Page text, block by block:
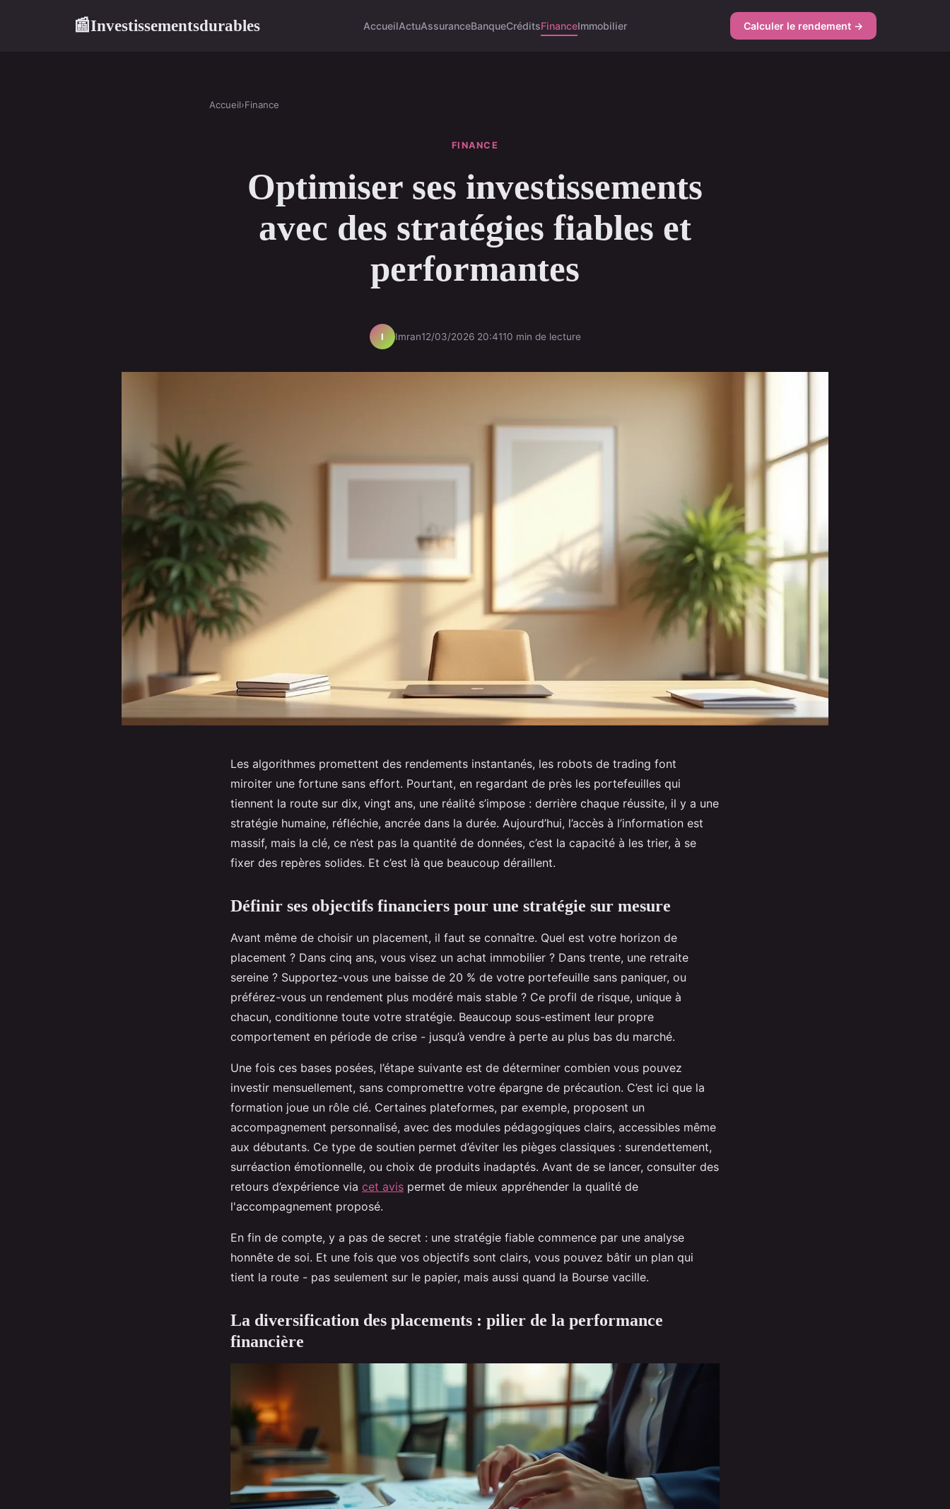
📰Investissementsdurables AccueilActuAssuranceBanqueCréditsFinanceImmobilier Calculer le rendement →
Accueil›Finance
FINANCE
Optimiser ses investissements
avec des stratégies fiables et
performantes
I Imran12/03/2026 20:4110 min de lecture
Les algorithmes promettent des rendements instantanés, les robots de trading font
miroiter une fortune sans effort. Pourtant, en regardant de près les portefeuilles qui
tiennent la route sur dix, vingt ans, une réalité s’impose : derrière chaque réussite, il y a une
stratégie humaine, réfléchie, ancrée dans la durée. Aujourd’hui, l’accès à l’information est
massif, mais la clé, ce n’est pas la quantité de données, c’est la capacité à les trier, à se
fixer des repères solides. Et c’est là que beaucoup déraillent.
Définir ses objectifs financiers pour une stratégie sur mesure
Avant même de choisir un placement, il faut se connaître. Quel est votre horizon de
placement ? Dans cinq ans, vous visez un achat immobilier ? Dans trente, une retraite
sereine ? Supportez-vous une baisse de 20 % de votre portefeuille sans paniquer, ou
préférez-vous un rendement plus modéré mais stable ? Ce profil de risque, unique à
chacun, conditionne toute votre stratégie. Beaucoup sous-estiment leur propre
comportement en période de crise - jusqu’à vendre à perte au plus bas du marché.
Une fois ces bases posées, l’étape suivante est de déterminer combien vous pouvez
investir mensuellement, sans compromettre votre épargne de précaution. C’est ici que la
formation joue un rôle clé. Certaines plateformes, par exemple, proposent un
accompagnement personnalisé, avec des modules pédagogiques clairs, accessibles même
aux débutants. Ce type de soutien permet d’éviter les pièges classiques : surendettement,
surréaction émotionnelle, ou choix de produits inadaptés. Avant de se lancer, consulter des
retours d’expérience via cet avis permet de mieux appréhender la qualité de
l'accompagnement proposé.
En fin de compte, y a pas de secret : une stratégie fiable commence par une analyse
honnête de soi. Et une fois que vos objectifs sont clairs, vous pouvez bâtir un plan qui
tient la route - pas seulement sur le papier, mais aussi quand la Bourse vacille.
La diversification des placements : pilier de la performance
financière